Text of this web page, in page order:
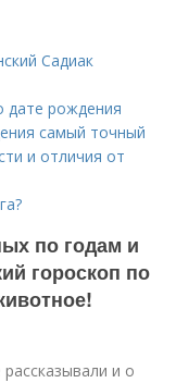
Садиак
дате рождения
самый точный
и отличия от
по годам и
гороскоп по
и о